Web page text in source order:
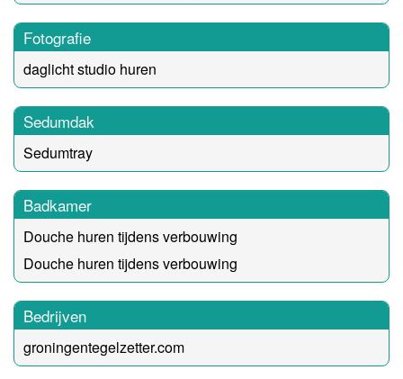
Fotografie
daglicht studio huren
Sedumdak
Sedumtray
Badkamer
Douche huren tijdens verbouwing
Douche huren tijdens verbouwing
Bedrijven
groningentegelzetter.com